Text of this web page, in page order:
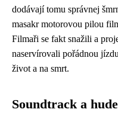
dodávají tomu správnej
masakr motorovou pilou
Filmaři se fakt snažili a
naservírovali pořádnou
život a na smrt.
Soundtrack a